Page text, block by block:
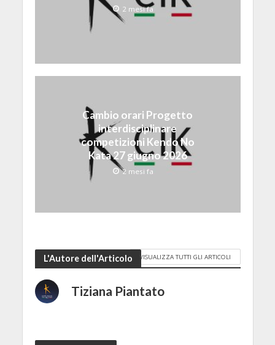
2 mesi fa
Cambio orari Progetto
interdisciplinare
competizioni Kendo No
Kata 27 giugno 2026
2 mesi fa
L'Autore dell'Articolo VISUALIZZA TUTTI GLI ARTICOLI
Tiziana Piantato